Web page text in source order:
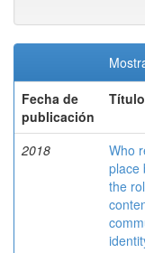
Fecha de
publicación
Título
2018
Who
place
the